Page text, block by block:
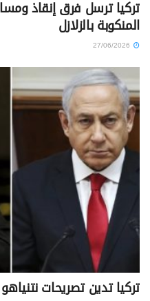
تركيا ترسل فرق إنقاذ
المنكوبة بالزلازل
تركيا تدين تصريحات